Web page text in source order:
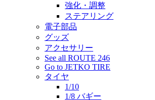
強化・調整
ステアリング
電子部品
グッズ
アクセサリー
See all ROUTE 246
Go to JETKO TIRE
タイヤ
1/10
1/8 バギー